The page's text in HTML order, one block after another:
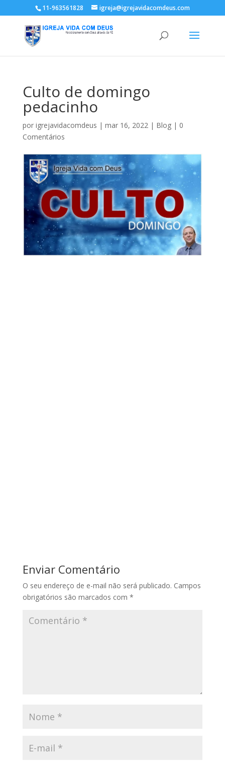
11-963561828 igreja@igrejavidacomdeus.com
Culto de domingo
pedacinho
por igrejavidacomdeus | mar 16, 2022| Blog| 0
Comentários
Enviar Comentário
O seu endereço de e-mail não será publicado. Campos
obrigatórios são marcados com *